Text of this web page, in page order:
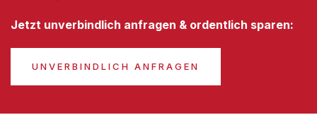
Jetzt unverbindlich anfragen & ordentlich sparen:
UNVERBINDLICH ANFRAGEN